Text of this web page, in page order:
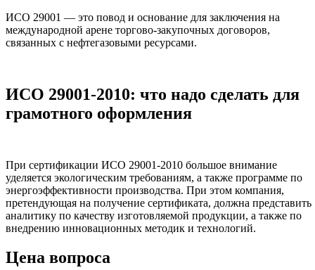
ИСО 29001 — это повод и основание для заключения на
международной арене торгово-закупочных договоров,
связанных с нефтегазовыми ресурсами.
ИСО 29001-2010: что надо сделать для
грамотного оформления
При сертификации ИСО 29001-2010 большое внимание
уделяется экологическим требованиям, а также программе по
энергоэффективности производства. При этом компания,
претендующая на получение сертификата, должна представить
аналитику по качеству изготовляемой продукции, а также по
внедрению инновационных методик и технологий.
Цена вопроса